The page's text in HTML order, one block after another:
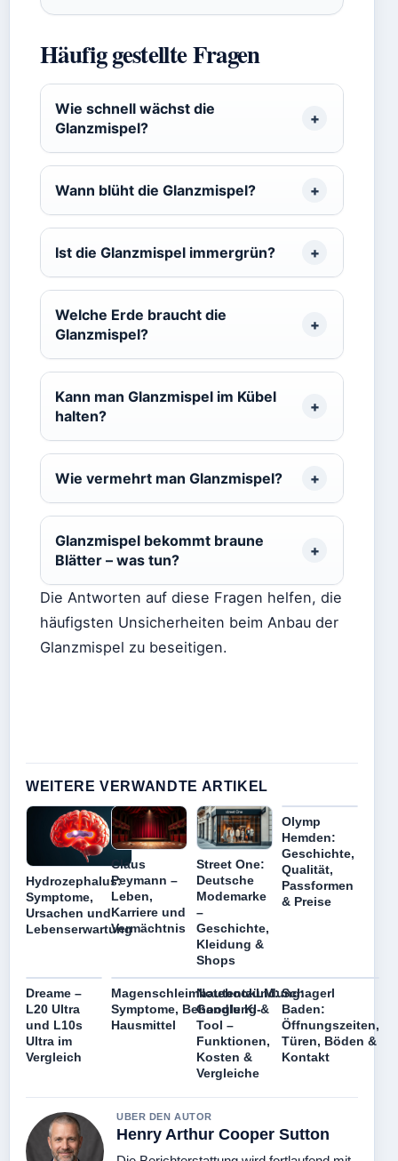
Häufig gestellte Fragen
Wie schnell wächst die
Glanzmispel?
Wann blüht die Glanzmispel?
Ist die Glanzmispel immergrün?
Welche Erde braucht die
Glanzmispel?
Kann man Glanzmispel im Kübel
halten?
Wie vermehrt man Glanzmispel?
Glanzmispel bekommt braune
Blätter – was tun?
Die Antworten auf diese Fragen helfen, die
häufigsten Unsicherheiten beim Anbau der
Glanzmispel zu beseitigen.
WEITERE VERWANDTE ARTIKEL
Hydrozephalus:
Symptome,
Ursachen und
Lebenserwartung
Claus
Peymann –
Leben,
Karriere und
Vermächtnis
Street One:
Deutsche
Modemarke
–
Geschichte,
Kleidung &
Shops
Olymp
Hemden:
Geschichte,
Qualität,
Passformen
& Preise
Dreame –
L20 Ultra
und L10s
Ultra im
Vergleich
Magenschleimhautentzündung:
Symptome, Behandlung &
Hausmittel
NotebookLM:
Google KI-
Tool –
Funktionen,
Kosten &
Vergleiche
Schagerl
Baden:
Öffnungszeiten,
Türen, Böden &
Kontakt
UBER DEN AUTOR
Henry Arthur Cooper Sutton